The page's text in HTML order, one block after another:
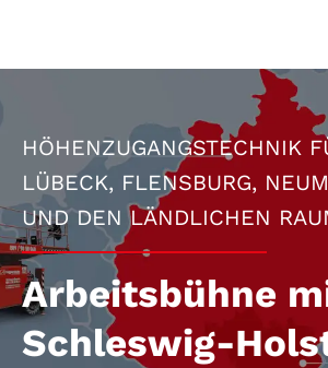
HÖHENZUGANGSTECHNIK
LÜBECK, FLENSBURG,
UND DEN LÄNDLICHEN
Arbeitsbühne
Schleswig-